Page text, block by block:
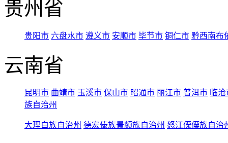
贵州省
贵阳市 六盘水市 遵义市 安顺市 毕节市 铜仁市 黔西南布
云南省
昆明市 曲靖市 玉溪市 保山市 昭通市 丽江市 普洱市 临
族自治州
大理白族自治州 德宏傣族景颇族自治州 怒江傈僳族自治